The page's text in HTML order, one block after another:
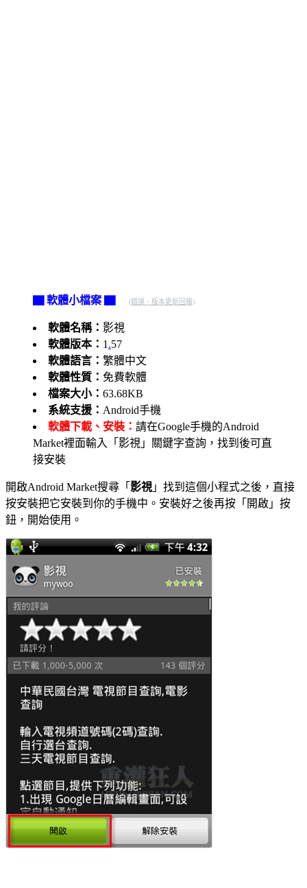
▇ 軟體小檔案 ▇ (錯誤、版本更新回報)
軟體名稱： 影視
軟體版本： 1 .57
軟體語言： 繁體中文
軟體性質： 免費軟體
檔案大小： 63.68KB
系統支援： Android手機
軟體下載、安裝： 請在Google手機的Android
Market裡面輸入「影視」關鍵字查詢，找到後可直
接安裝
開啟Android Market搜尋「 影視 」找到這個小程式之後，直接
按安裝把它安裝到你的手機中。安裝好之後再按「開啟」按
鈕，開始使用。